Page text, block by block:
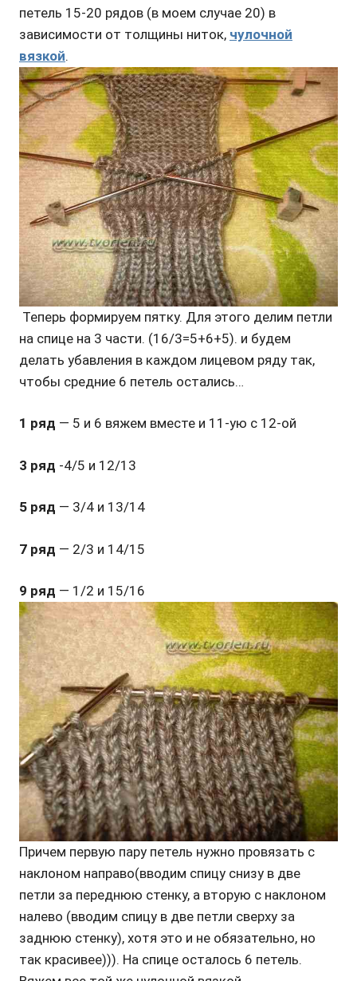
петель 15-20 рядов (в моем случае 20) в
зависимости от толщины ниток, чулочной
вязкой.
Теперь формируем пятку. Для этого делим петли
на спице на 3 части. (16/3=5+6+5). и будем
делать убавления в каждом лицевом ряду так,
чтобы средние 6 петель остались…
1 ряд — 5 и 6 вяжем вместе и 11-ую с 12-ой
3 ряд -4/5 и 12/13
5 ряд — 3/4 и 13/14
7 ряд — 2/3 и 14/15
9 ряд — 1/2 и 15/16
Причем первую пару петель нужно провязать с
наклоном направо(вводим спицу снизу в две
петли за переднюю стенку, а вторую с наклоном
налево (вводим спицу в две петли сверху за
заднюю стенку), хотя это и не обязательно, но
так красивее))). На спице осталось 6 петель.